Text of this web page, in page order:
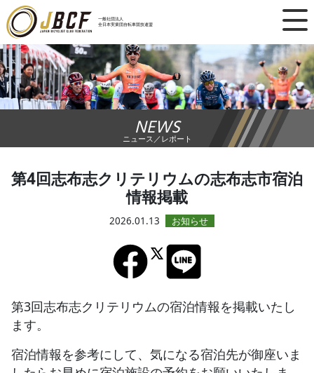
一般社団法人
全日本実業団自転車競技連盟
×
ニュース
レース日程
ランキング
チーム・選手
競技ガイド
加盟・登録
エントリー
JBCF ROAD SERIESとは
NEWS
ニュース／レポート
第4回志布志クリテリウムの志布志市宿泊
情報掲載
2026.01.13
第3回志布志クリテリウムの宿泊情報を掲載いたし
ます。
宿泊情報を参考にして、気になる宿泊先が御座いま